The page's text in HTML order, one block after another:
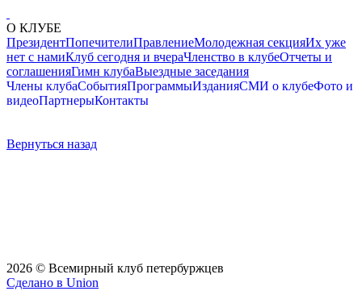
О КЛУБЕ
ПрезидентПопечителиПравлениеМолодежная секцияИх уже
нет с намиКлуб сегодня и вчераЧленство в клубеОтчеты и
соглашенияГимн клубаВыездные заседания
Члены клубаСобытияПрограммыИзданияСМИ о клубеФото и
видеоПартнерыКонтакты
Вернуться назад
2026 © Всемирный клуб петербуржцев
Сделано в Union